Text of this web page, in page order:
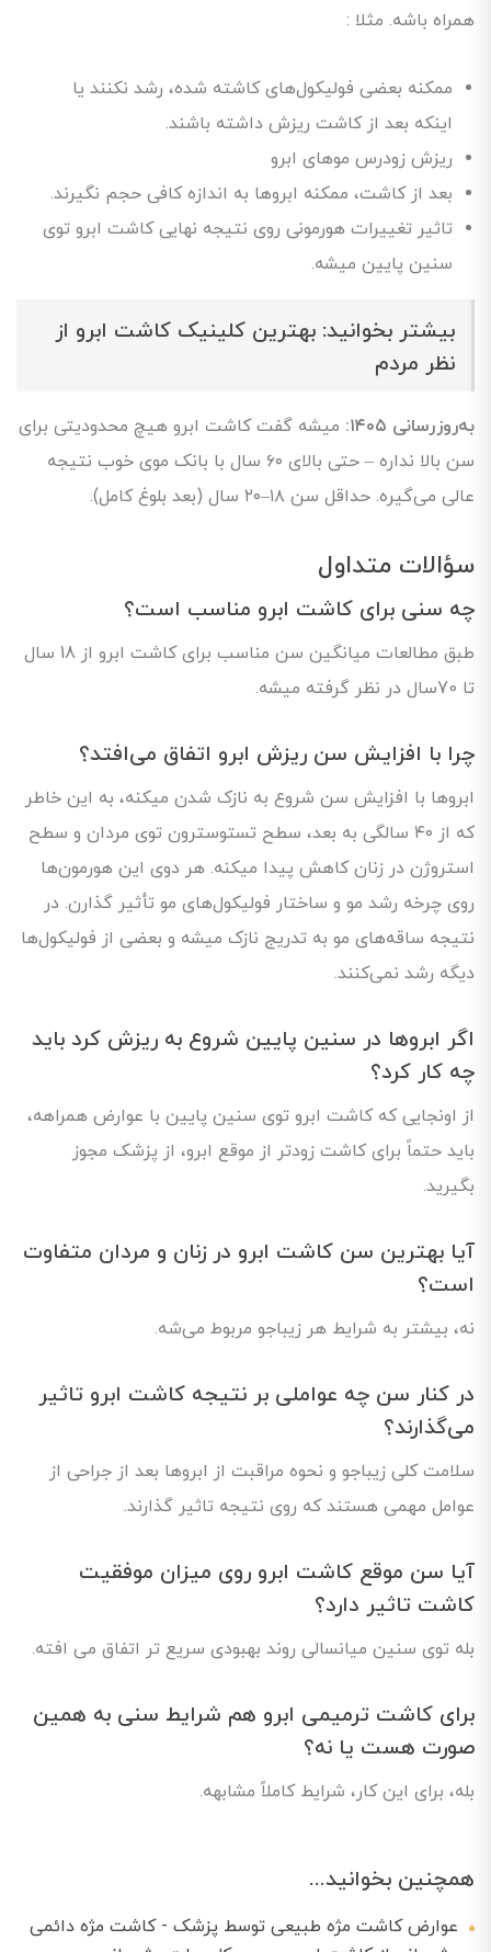
همراه باشه. مثلا :
ممکنه بعضی فولیکول‌های کاشته شده، رشد نکنند یا
اینکه بعد از کاشت ریزش داشته باشند.
ریزش زودرس موهای ابرو
بعد از کاشت، ممکنه ابرو‌ها به اندازه کافی حجم نگیرند.
تاثیر تغییرات هورمونی روی نتیجه نهایی کاشت ابرو توی
سنین پایین میشه.
بیشتر بخوانید: بهترین کلینیک کاشت ابرو از
نظر مردم
به‌روزرسانی ۱۴۰۵:
میشه گفت کاشت ابرو هیچ محدودیتی برای
سن بالا نداره – حتی بالای ۶۰ سال با بانک موی خوب نتیجه
عالی می‌گیره. حداقل سن ۱۸–۲۰ سال (بعد بلوغ کامل).
سؤالات متداول
چه سنی برای کاشت ابرو مناسب است؟
طبق مطالعات میانگین سن مناسب برای کاشت ابرو از 18 سال
تا 70سال در نظر گرفته میشه.
چرا با افزایش سن ریزش ابرو اتفاق می‌افتد؟
ابروها با افزایش سن شروع به نازک شدن میکنه، به این خاطر
که از ۴۰ سالگی به بعد، سطح تستوسترون توی مردان و سطح
استروژن در زنان کاهش پیدا میکنه. هر دوی این هورمون‌ها
روی چرخه رشد مو و ساختار فولیکول‌های مو تأثیر گذارن. در
نتیجه ساقه‌های مو به تدریج نازک میشه و بعضی از فولیکول‌ها
دیگه رشد نمی‌کنند.
اگر ابروها در سنین پایین شروع به ریزش کرد باید
چه کار کرد؟
از اونجایی که کاشت ابرو توی سنین پایین با عوارض همراهه،
باید حتماً برای کاشت زودتر از موقع ابرو، از پزشک مجوز
بگیرید.
آیا بهترین سن کاشت ابرو در زنان و مردان متفاوت
است؟
نه، بیشتر به شرایط هر زیباجو مربوط می‌شه.
در کنار سن چه عواملی بر نتیجه کاشت ابرو تاثیر
می‌گذارند؟
سلامت کلی زیباجو و نحوه مراقبت از ابروها بعد از جراحی از
عوامل مهمی هستند که روی نتیجه تاثیر گذارند.
آیا سن موقع کاشت ابرو روی میزان موفقیت
کاشت تاثیر دارد؟
بله توی سنین میانسالی روند بهبودی سریع تر اتفاق می افته.
برای کاشت ترمیمی ابرو هم شرایط سنی به همین
صورت هست یا نه؟
بله، برای این کار، شرایط کاملاً مشابهه.
همچنین بخوانید...
عوارض کاشت مژه طبیعی توسط پزشک - کاشت مژه دائمی